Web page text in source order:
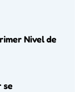
Nivel de
se